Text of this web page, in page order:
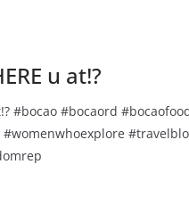
u at!?
#bocao #bocaord